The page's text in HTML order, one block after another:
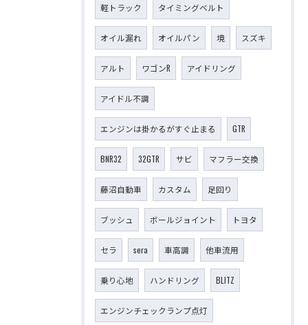
軽トラック タイミングベルト
オイル漏れ オイルパン 境 スズキ
アルト ワゴンR アイドリング
アイドル不調
エンジンは掛かるがすぐ止まる GTR
BNR32 32GTR サビ マフラー交換
藤沼自動車 カスタム 足回り
ブッシュ ボールジョイント トヨタ
セラ sera 車高調 他車流用
乗り心地 ハンドリング BLITZ
エンジンチェックランプ点灯